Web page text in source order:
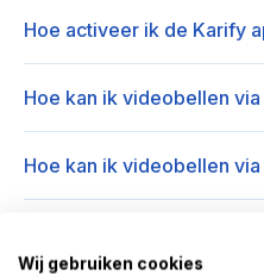
Hoe activeer ik de Karify
Hoe kan ik videobellen
Hoe kan ik videobellen
Hoe kan ik videobellen
tablet?
Wij gebruiken cookies